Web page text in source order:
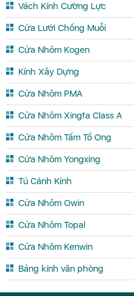
Vách Kính Cường Lực
Cửa Lưới Chống Muỗi
Cửa Nhôm Kogen
Kính Xây Dựng
Cửa Nhôm PMA
Cửa Nhôm Xingfa Class A
Cửa Nhôm Tấm Tổ Ong
Cửa Nhôm Yongxing
Tủ Cánh Kính
Cửa Nhôm Owin
Cửa Nhôm Topal
Cửa Nhôm Kenwin
Bảng kính văn phòng